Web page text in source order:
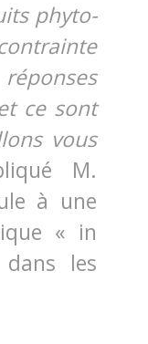
phyto-
ce sont
vous
M.
à une
« in
les